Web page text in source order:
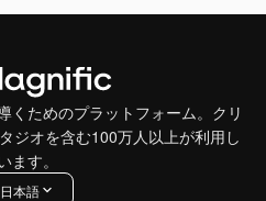
くためのプラットフォーム。クリ
ジオを含む100万人以上が利用し
ます。
日本語